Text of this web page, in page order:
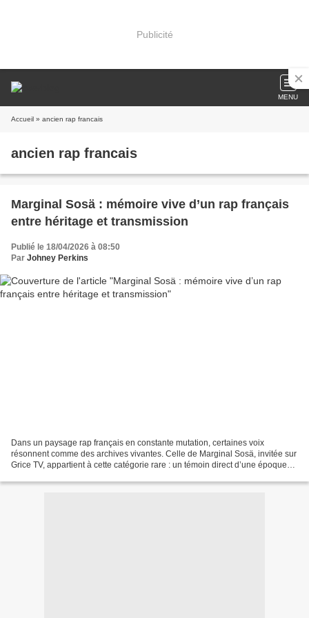
Publicité
MENU
Accueil » ancien rap francais
ancien rap francais
Marginal Sosä : mémoire vive d’un rap français
entre héritage et transmission
Publié le 18/04/2026 à 08:50
Par Johney Perkins
Dans un paysage rap français en constante mutation, certaines voix
résonnent comme des archives vivantes. Celle de Marginal Sosä, invitée sur
Grice TV, appartient à cette catégorie rare : un témoin direct d’une époque